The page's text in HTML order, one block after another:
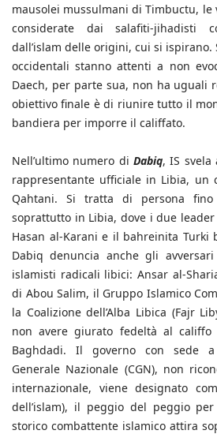
mausolei mussulmani di Timbuctu, le
considerate dai salafiti-jihadisti
dall’islam delle origini, cui si
occidentali stanno attenti a non
Daech, per parte sua, non ha uguali
obiettivo finale è di riunire tutto il
bandiera per imporre il califfato.
Nell’ultimo numero di Dabiq, IS svela
rappresentante ufficiale in Libia, un
Qahtani. Si tratta di persona fino
soprattutto in Libia, dove i due
Hasan al-Karani e il bahreinita Turki
Dabiq denuncia anche gli
islamisti radicali libici: Ansar al-
di Abou Salim, il Gruppo Islamico
la Coalizione dell’Alba Libica (Fajr
non avere giurato fedeltà al
Baghdadi. Il governo con sede
Generale Nazionale (CGN), non
internazionale, viene designato
dell’islam), il peggio del peggio
storico combattente islamico attira